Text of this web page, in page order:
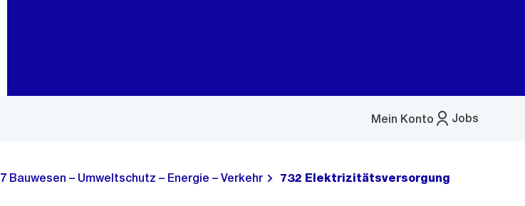
Jobs
Mein Konto
Menü
7 Bauwesen – Umweltschutz – Energie – Verkehr 732 Elektrizitätsversorgung